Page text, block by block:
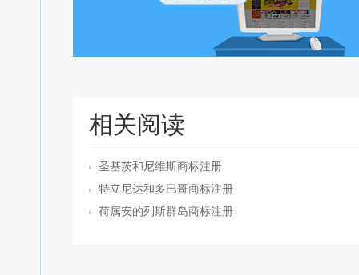
相关阅读
圣基茨和尼维斯商标注册
特立尼达和多巴哥商标注册
荷属安的列斯群岛商标注册